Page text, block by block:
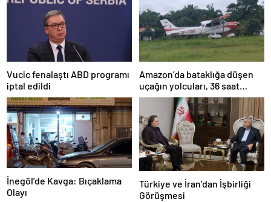
Vucic fenalaştı ABD programı
iptal edildi
Amazon’da bataklığa düşen
uçağın yolcuları, 36 saat
kurtarılmayı bekledi
İnegöl’de Kavga: Bıçaklama
Olayı
Türkiye ve İran’dan İşbirliği
Görüşmesi